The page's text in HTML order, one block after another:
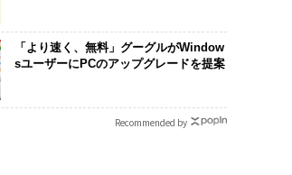
「より速く、無料」グーグルがWindow
sユーザーにPCのアップグレードを提案
Recommended by